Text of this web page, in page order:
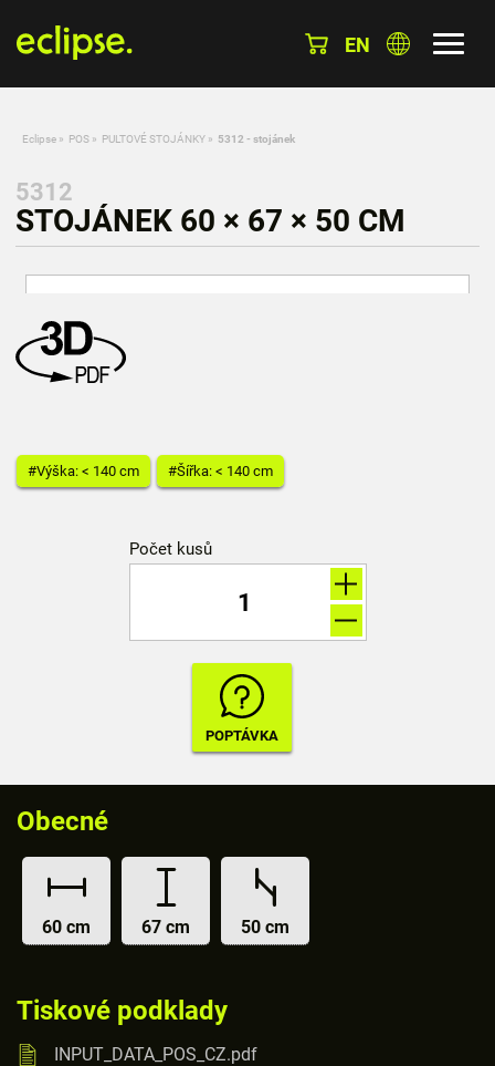
EN
Eclipse » POS » PULTOVÉ STOJÁNKY » 5312 - stojánek
5312
STOJÁNEK 60 × 67 × 50 CM
#Výška: < 140 cm #Šířka: < 140 cm
Počet kusů
Obecné
60 cm 67 cm 50 cm
Tiskové podklady
INPUT_DATA_POS_CZ.pdf